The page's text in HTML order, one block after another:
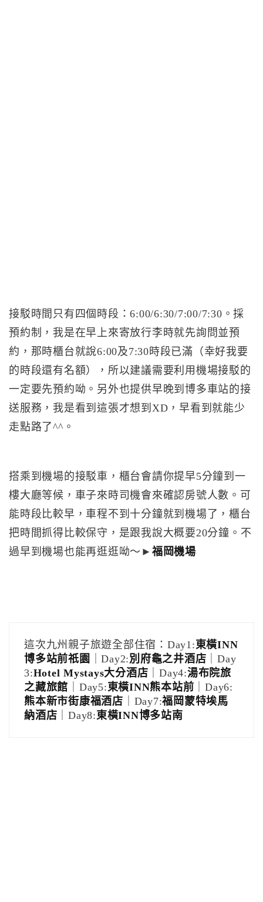
接駁時間只有四個時段：6:00/6:30/7:00/7:30。採
預約制，我是在早上來寄放行李時就先詢問並預
約，那時櫃台就說6:00及7:30時段已滿（幸好我要
的時段還有名額），所以建議需要利用機場接駁的
一定要先預約呦。另外也提供早晚到博多車站的接
送服務，我是看到這張才想到XD，早看到就能少
走點路了^^。
搭乘到機場的接駁車，櫃台會請你提早5分鐘到一
樓大廳等候，車子來時司機會來確認房號人數。可
能時段比較早，車程不到十分鐘就到機場了，櫃台
把時間抓得比較保守，是跟我說大概要20分鐘。不
過早到機場也能再逛逛呦～► 福岡機場
這次九州親子旅遊全部住宿：Day1:東橫INN
博多站前祇園
｜Day2:別府龜之井酒店 ｜Day
3:Hotel Mystays大分酒店 ｜Day4:湯布院旅
之藏旅館 ｜Day5:東橫INN熊本站前 ｜Day6:
熊本新市街康福酒店 ｜Day7:福岡蒙特埃馬
納酒店 ｜Day8:東橫INN博多站南